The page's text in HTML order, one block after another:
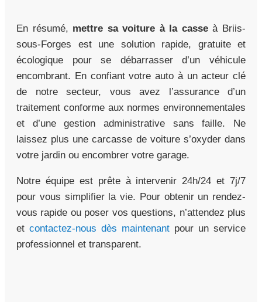
En résumé, mettre sa voiture à la casseà Briis-
sous-Forges est une solution rapide, gratuite et
écologique pour se débarrasser d’un véhicule
encombrant. En confiant votre auto à un acteur clé
de notre secteur, vous avez l’assurance d’un
traitement conforme aux normes environnementales
et d’une gestion administrative sans faille. Ne
laissez plus une carcasse de voiture s’oxyder dans
votre jardin ou encombrer votre garage.
Notre équipe est prête à intervenir 24h/24 et 7j/7
pour vous simplifier la vie. Pour obtenir un rendez-
vous rapide ou poser vos questions, n’attendez plus
et contactez-nous dès maintenant pour un service
professionnel et transparent.